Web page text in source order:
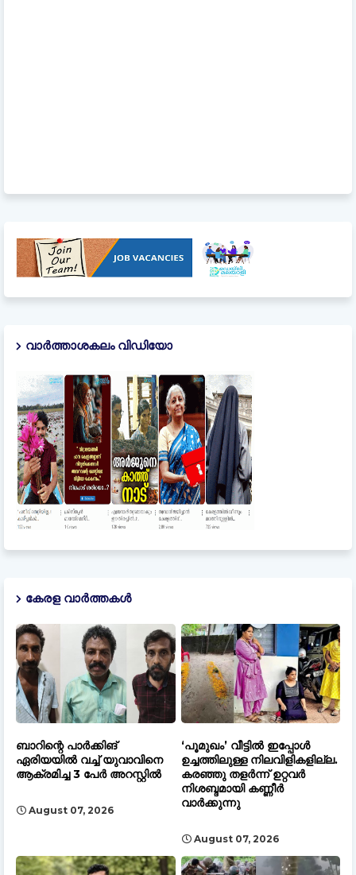
വാർത്താശകലം വിഡിയോ
കേരള വാർത്തകൾ
ബാറിന്റെ പാർക്കിങ്
ഏരിയയിൽ വച്ച് യുവാവിനെ
ആക്രമിച്ച 3 പേർ അറസ്റ്റിൽ
August 07, 2026
‘പൂമുഖം’ വീട്ടിൽ ഇപ്പോൾ
ഉച്ചത്തിലുള്ള നിലവിളികളില്ല.
കരഞ്ഞു തളർന്ന് ഉറ്റവർ
നിശബ്ദമായി കണ്ണീർ
വാർക്കുന്നു
August 07, 2026